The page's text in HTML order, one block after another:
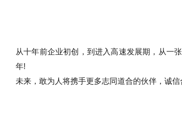
从十年前企业初创，到进入高速发展期，从一
年!
未来，敢为人将携手更多志同道合的伙伴，诚